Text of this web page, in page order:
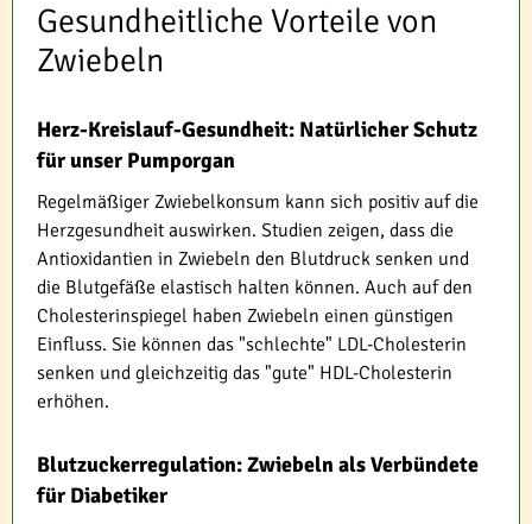
Gesundheitliche Vorteile von
Zwiebeln
Herz-Kreislauf-Gesundheit: Natürlicher Schutz
für unser Pumporgan
Regelmäßiger Zwiebelkonsum kann sich positiv auf die
Herzgesundheit auswirken. Studien zeigen, dass die
Antioxidantien in Zwiebeln den Blutdruck senken und
die Blutgefäße elastisch halten können. Auch auf den
Cholesterinspiegel haben Zwiebeln einen günstigen
Einfluss. Sie können das "schlechte" LDL-Cholesterin
senken und gleichzeitig das "gute" HDL-Cholesterin
erhöhen.
Blutzuckerregulation: Zwiebeln als Verbündete
für Diabetiker